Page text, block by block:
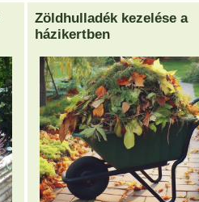
Zöldhulladék kezelése a
házikertben